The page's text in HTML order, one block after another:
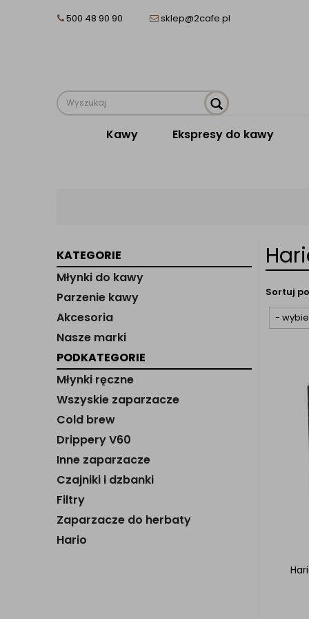
500 48 90 90 sklep@2cafe.pl
Kawy Ekspresy do kawy
KATEGORIE
Młynki do kawy
Parzenie kawy
Akcesoria
Nasze marki
PODKATEGORIE
Młynki ręczne
Wszyskie zaparzacze
Cold brew
Drippery V60
Inne zaparzacze
Czajniki i dzbanki
Filtry
Zaparzacze do herbaty
Hario
Sortuj